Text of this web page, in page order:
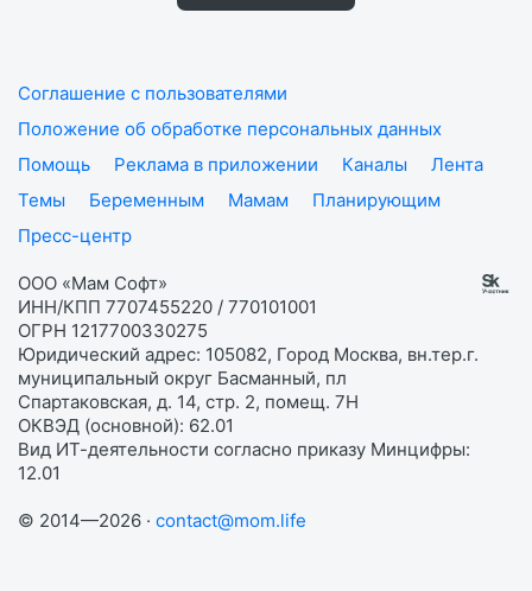
Соглашение с пользователями
Положение об обработке персональных данных
Помощь
Реклама в приложении Каналы
Лента
Темы
Беременным Мамам
Планирующим
Пресс-центр
ООО «Мам Софт»
ИНН/КПП 7707455220 / 770101001
ОГРН 1217700330275
Юридический адрес: 105082, Город Москва, вн.тер.г.
муниципальный округ Басманный, пл
Спартаковская, д. 14, стр. 2, помещ. 7Н
ОКВЭД (основной): 62.01
Вид ИТ-деятельности согласно приказу Минцифры:
12.01
© 2014—2026 · contact@mom.life